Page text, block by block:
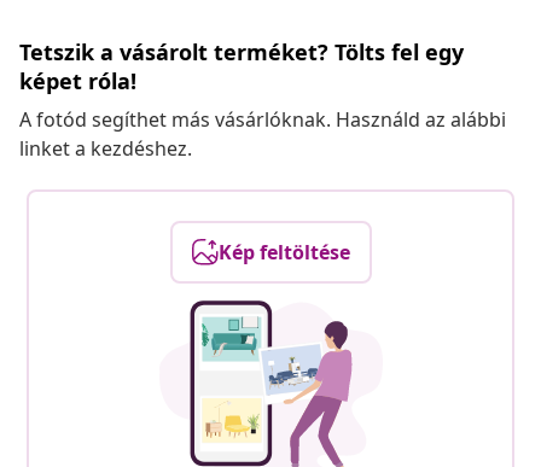
Tetszik a vásárolt terméket? Tölts fel egy
képet róla!
A fotód segíthet más vásárlóknak. Használd az alábbi
linket a kezdéshez.
Kép feltöltése